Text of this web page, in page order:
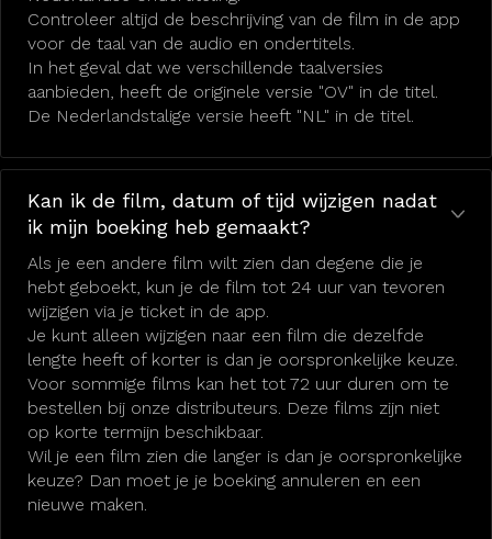
Controleer altijd de beschrijving van de film in de app
voor de taal van de audio en ondertitels.
In het geval dat we verschillende taalversies
aanbieden, heeft de originele versie "OV" in de titel.
De Nederlandstalige versie heeft "NL" in de titel.
Kan ik de film, datum of tijd wijzigen nadat
ik mijn boeking heb gemaakt?
Als je een andere film wilt zien dan degene die je
hebt geboekt, kun je de film tot 24 uur van tevoren
wijzigen via je ticket in de app.
Je kunt alleen wijzigen naar een film die dezelfde
lengte heeft of korter is dan je oorspronkelijke keuze.
Voor sommige films kan het tot 72 uur duren om te
bestellen bij onze distributeurs. Deze films zijn niet
op korte termijn beschikbaar.
Wil je een film zien die langer is dan je oorspronkelijke
keuze? Dan moet je je boeking annuleren en een
nieuwe maken.